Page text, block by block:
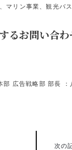
マリン事業、観光バ
るお問い合
部 広告戦略部 部長 ：
次の